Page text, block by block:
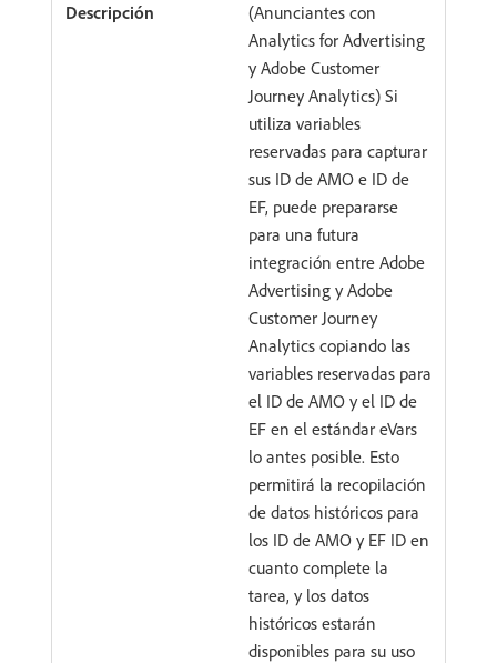
(Anunciantes con
Analytics for Advertising
y Adobe Customer
Journey Analytics) Si
utiliza variables
reservadas para capturar
sus ID de AMO e ID de
EF, puede prepararse
para una futura
integración entre Adobe
Advertising y Adobe
Customer Journey
Analytics copiando las
variables reservadas para
el ID de AMO y el ID de
EF en el estándar eVars
lo antes posible. Esto
permitirá la recopilación
de datos históricos para
los ID de AMO y EF ID en
cuanto complete la
tarea, y los datos
históricos estarán
disponibles para su uso